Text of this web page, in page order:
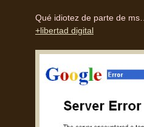
Qué idiotez de parte de ms…
+libertad digital